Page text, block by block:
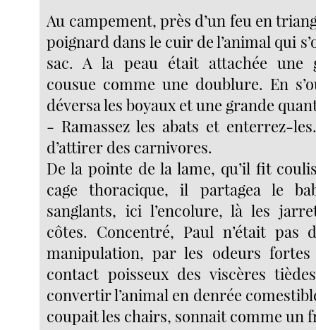
Au campement, près d’un feu en
poignard dans le cuir de l’animal qui
sac. A la peau était attachée une
cousue comme une doublure. En
déversa les boyaux et une grande
- Ramassez les abats et enterrez-
d’attirer des carnivores.
De la pointe de la lame, qu’il fit
cage thoracique, il partagea le
sanglants, ici l’encolure, là les
côtes. Concentré, Paul n’était pas
manipulation, par les odeurs fortes
contact poisseux des viscères
convertir l’animal en denrée
coupait les chairs, sonnait comme un